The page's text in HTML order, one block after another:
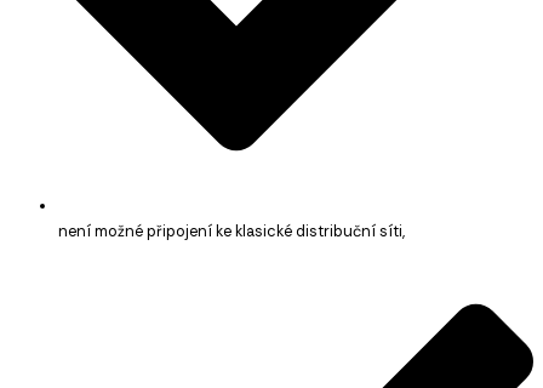
není možné připojení ke klasické distribuční síti,